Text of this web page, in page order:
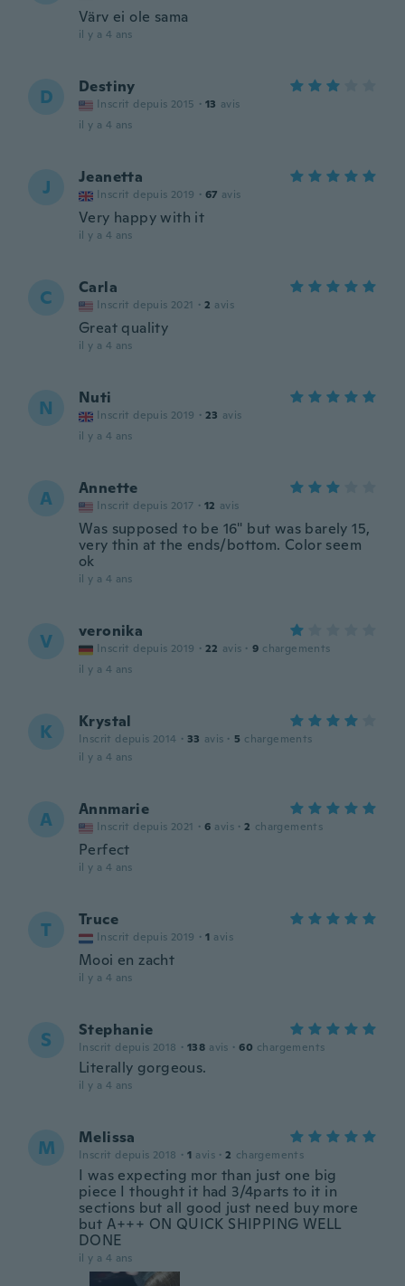
Värv ei ole sama
il y a 4 ans
D Destiny
Inscrit depuis 2015 · 13 avis
il y a 4 ans
J Jeanetta
Inscrit depuis 2019 · 67 avis
Very happy with it
il y a 4 ans
C Carla
Inscrit depuis 2021 · 2 avis
Great quality
il y a 4 ans
N Nuti
Inscrit depuis 2019 · 23 avis
il y a 4 ans
A Annette
Inscrit depuis 2017 · 12 avis
Was supposed to be 16" but was barely 15,
very thin at the ends/bottom. Color seem
ok
il y a 4 ans
V veronika
Inscrit depuis 2019 · 22 avis · 9 chargements
il y a 4 ans
K Krystal
Inscrit depuis 2014 · 33 avis · 5 chargements
il y a 4 ans
A Annmarie
Inscrit depuis 2021 · 6 avis · 2 chargements
Perfect
il y a 4 ans
T Truce
Inscrit depuis 2019 · 1 avis
Mooi en zacht
il y a 4 ans
S Stephanie
Inscrit depuis 2018 · 138 avis · 60 chargements
Literally gorgeous.
il y a 4 ans
M Melissa
Inscrit depuis 2018 · 1 avis · 2 chargements
I was expecting mor than just one big
piece I thought it had 3/4parts to it in
sections but all good just need buy more
but A+++ ON QUICK SHIPPING WELL
DONE
il y a 4 ans